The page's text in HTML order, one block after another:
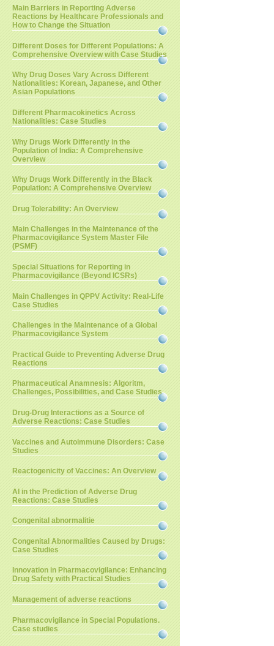
Main Barriers in Reporting Adverse
Reactions by Healthcare Professionals and
How to Change the Situation
Different Doses for Different Populations: A
Comprehensive Overview with Case Studies
Why Drug Doses Vary Across Different
Nationalities: Korean, Japanese, and Other
Asian Populations
Different Pharmacokinetics Across
Nationalities: Case Studies
Why Drugs Work Differently in the
Population of India: A Comprehensive
Overview
Why Drugs Work Differently in the Black
Population: A Comprehensive Overview
Drug Tolerability: An Overview
Main Challenges in the Maintenance of the
Pharmacovigilance System Master File
(PSMF)
Special Situations for Reporting in
Pharmacovigilance (Beyond ICSRs)
Main Challenges in QPPV Activity: Real-Life
Case Studies
Challenges in the Maintenance of a Global
Pharmacovigilance System
Practical Guide to Preventing Adverse Drug
Reactions
Pharmaceutical Anamnesis: Algoritm,
Challenges, Possibilities, and Case Studies
Drug-Drug Interactions as a Source of
Adverse Reactions: Case Studies
Vaccines and Autoimmune Disorders: Case
Studies
Reactogenicity of Vaccines: An Overview
AI in the Prediction of Adverse Drug
Reactions: Case Studies
Congenital abnormalitie
Congenital Abnormalities Caused by Drugs:
Case Studies
Innovation in Pharmacovigilance: Enhancing
Drug Safety with Practical Studies
Management of adverse reactions
Pharmacovigilance in Special Populations.
Case studies